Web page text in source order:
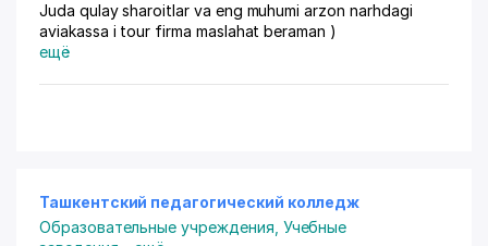
Juda qulay sharoitlar va eng muhumi arzon narhdagi
aviakassa i tour firma maslahat beraman )
ещё
Ташкентский педагогический колледж
Образовательные учреждения Учебные